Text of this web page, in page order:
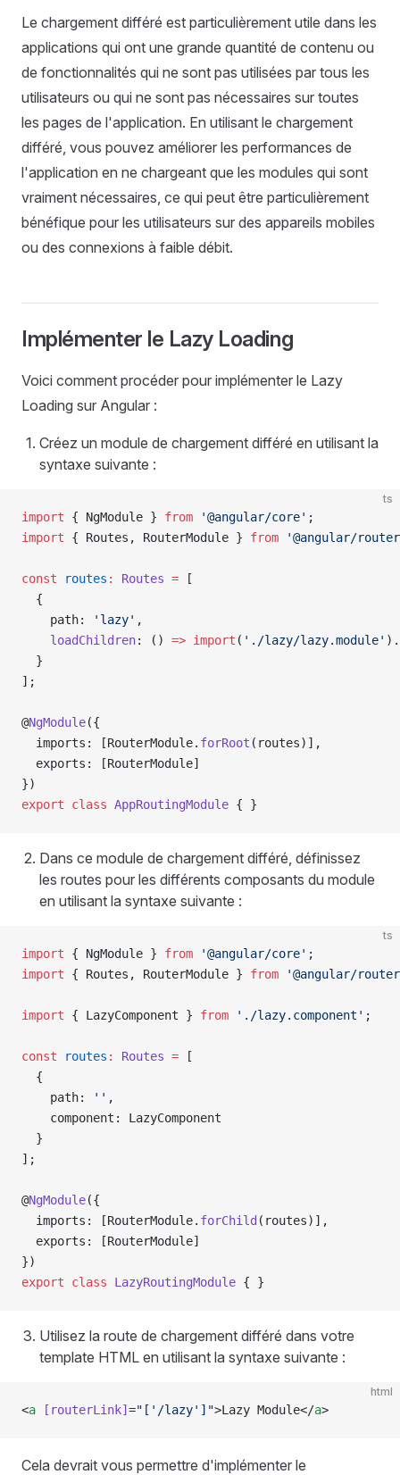
Le chargement différé est particulièrement utile dans les
applications qui ont une grande quantité de contenu ou
de fonctionnalités qui ne sont pas utilisées par tous les
utilisateurs ou qui ne sont pas nécessaires sur toutes
les pages de l'application. En utilisant le chargement
différé, vous pouvez améliorer les performances de
l'application en ne chargeant que les modules qui sont
vraiment nécessaires, ce qui peut être particulièrement
bénéfique pour les utilisateurs sur des appareils mobiles
ou des connexions à faible débit.
Implémenter le Lazy Loading
Voici comment procéder pour implémenter le Lazy
Loading sur Angular :
Créez un module de chargement différé en utilisant la
syntaxe suivante :
ts
import { NgModule } from '@angular/core' ;
import { Routes, RouterModule } from '@angular/
const routes : Routes = [
  {
    path:
'lazy' ,
    loadChildren
: () => import ( './lazy/lazy.module' ).
  }
];
@NgModule({
  imports: [RouterModule.
forRoot (routes)],
  exports: [RouterModule]
})
export class AppRoutingModule { }
Dans ce module de chargement différé, définissez
les routes pour les différents composants du module
en utilisant la syntaxe suivante :
ts
import { NgModule } from '@angular/core' ;
import { Routes, RouterModule } from '@angular/
import { LazyComponent } from './lazy.component' ;
const routes : Routes = [
  {
    path:
'' ,
    component: LazyComponent
  }
];
@NgModule({
  imports: [RouterModule.
forChild (routes)],
  exports: [RouterModule]
})
export class LazyRoutingModule { }
Utilisez la route de chargement différé dans votre
template HTML en utilisant la syntaxe suivante :
html
<a [routerLink] ="['/lazy']">Lazy Module</a>
Cela devrait vous permettre d'implémenter le